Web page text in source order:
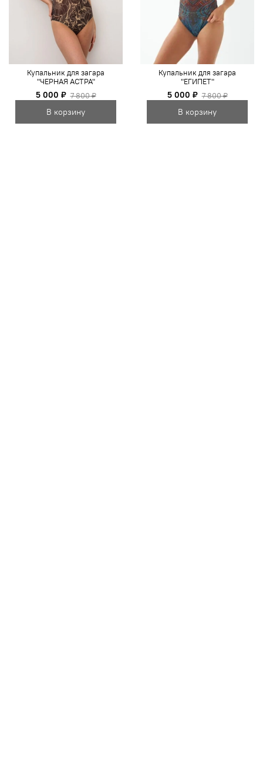
Купальник для загара
"ЧЕРНАЯ АСТРА"
5 000 ₽ 7 800 ₽
В корзину
Купальник для загара
"ЕГИПЕТ"
5 000 ₽ 7 800 ₽
В корзину